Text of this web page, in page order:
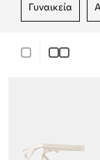
γυναικεία